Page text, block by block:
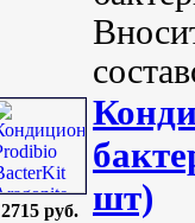
2715 руб.
шт)